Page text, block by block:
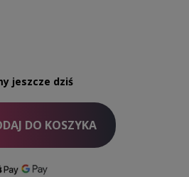
jeszcze dziś
DO KOSZYKA